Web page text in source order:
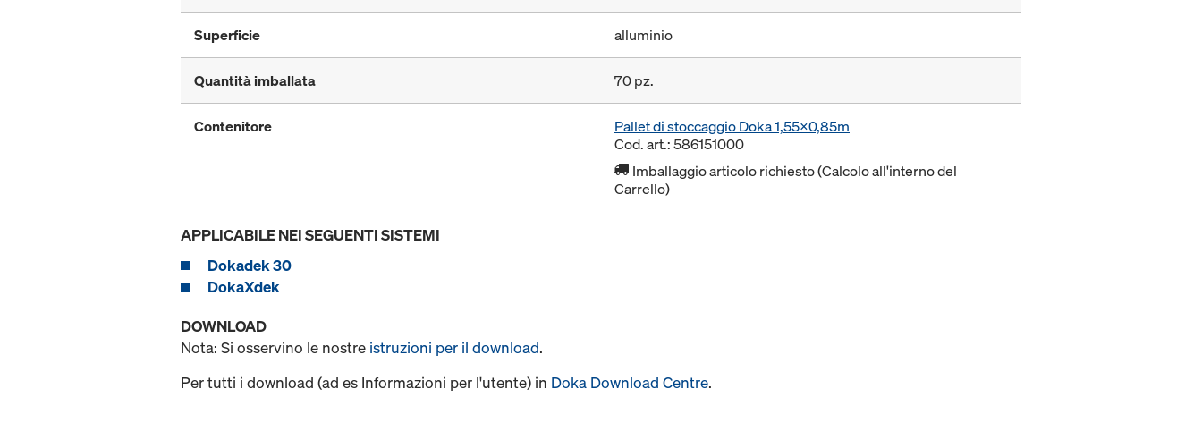
Superficie alluminio
Quantità imballata 70 pz.
Contenitore
Pallet di stoccaggio Doka 1,55x0,85m
Cod. art.: 586151000
Imballaggio articolo richiesto (Calcolo all'interno del
Carrello)
APPLICABILE NEI SEGUENTI SISTEMI
Dokadek 30
DokaXdek
DOWNLOAD
Nota: Si osservino le nostre istruzioni per il download.
Per tutti i download (ad es Informazioni per l'utente) in Doka Download Centre.